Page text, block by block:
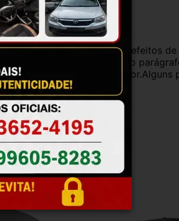
Devolução
data da compra e cobre defeitos
as opções previstas no
produto de valor superior.Alguns